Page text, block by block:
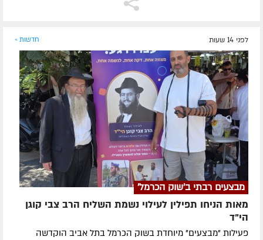
לפני 14 שעות חדשות »
מבצעים רבתי ב'שוק הכרמל'
מאות הניחו תפילין לעילוי נשמת השליח הרב צבי קוגן
הי”ד
פעילות "מבצעים" מיוחדת בשוק הכרמל בתל אביב הוקדשה